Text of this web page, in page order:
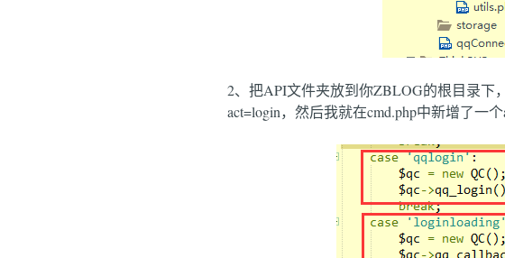
2、把API文件夹放到你ZBLOG的根目录下
act=login，然后我就在cmd.php中新增了一